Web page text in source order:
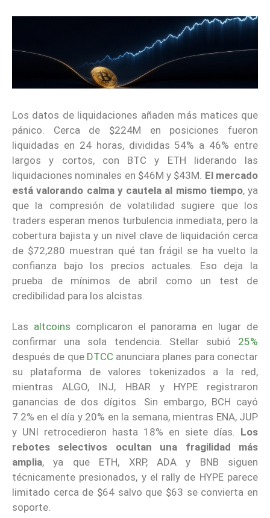
Los datos de liquidaciones añaden más matices que
pánico. Cerca de $224M en posiciones fueron
liquidadas en 24 horas, divididas 54% a 46% entre
largos y cortos, con BTC y ETH liderando las
liquidaciones nominales en $46M y $43M. El mercado
está valorando calma y cautela al mismo tiempo, ya
que la compresión de volatilidad sugiere que los
traders esperan menos turbulencia inmediata, pero la
cobertura bajista y un nivel clave de liquidación cerca
de $72,280 muestran qué tan frágil se ha vuelto la
confianza bajo los precios actuales. Eso deja la
prueba de mínimos de abril como un test de
credibilidad para los alcistas.
Las altcoins complicaron el panorama en lugar de
confirmar una sola tendencia. Stellar subió 25%
después de que DTCC anunciara planes para conectar
su plataforma de valores tokenizados a la red,
mientras ALGO, INJ, HBAR y HYPE registraron
ganancias de dos dígitos. Sin embargo, BCH cayó
7.2% en el día y 20% en la semana, mientras ENA, JUP
y UNI retrocedieron hasta 18% en siete días. Los
rebotes selectivos ocultan una fragilidad más
amplia, ya que ETH, XRP, ADA y BNB siguen
técnicamente presionados, y el rally de HYPE parece
limitado cerca de $64 salvo que $63 se convierta en
soporte.